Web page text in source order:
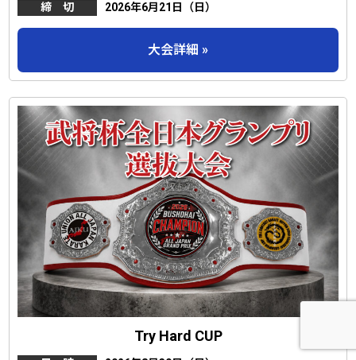
締 切
2026年6月21日（日）
大会詳細 »
Try Hard CUP